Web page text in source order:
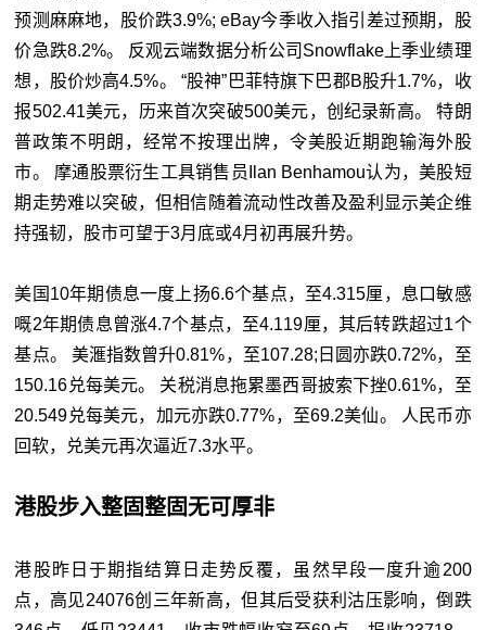
预测麻麻地，股价跌3.9%; eBay今季收入指引差过预期，股
价急跌8.2%。 反观云端数据分析公司Snowflake上季业绩理
想，股价炒高4.5%。 “股神”巴菲特旗下巴郡B股升1.7%，收
报502.41美元，历来首次突破500美元，创纪录新高。 特朗
普政策不明朗，经常不按理出牌，令美股近期跑输海外股
市。 摩通股票衍生工具销售员Ilan Benhamou认为，美股短
期走势难以突破，但相信随着流动性改善及盈利显示美企维
持强韧，股市可望于3月底或4月初再展升势。
美国10年期债息一度上扬6.6个基点，至4.315厘，息口敏感
嘅2年期债息曾涨4.7个基点，至4.119厘，其后转跌超过1个
基点。 美滙指数曾升0.81%，至107.28;日圆亦跌0.72%，至
150.16兑每美元。 关税消息拖累墨西哥披索下挫0.61%，至
20.549兑每美元，加元亦跌0.77%，至69.2美仙。 人民币亦
回软，兑美元再次逼近7.3水平。
港股步入整固整固无可厚非
港股昨日于期指结算日走势反覆，虽然早段一度升逾200
点，高见24076创三年新高，但其后受获利沽压影响，倒跌